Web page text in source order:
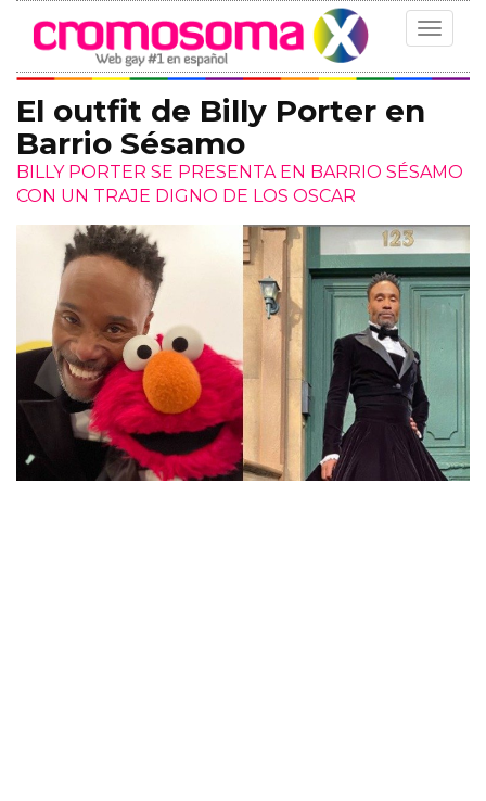
Toggle
El outfit de Billy Porter en
Barrio Sésamo
BILLY PORTER SE PRESENTA EN BARRIO SÉSAMO
CON UN TRAJE DIGNO DE LOS OSCAR